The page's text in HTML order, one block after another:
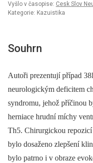
Vyšlo v časopise: Cesk Slov
Kategorie: Kazuistika
Souhrn
Autoři prezentují případ
neurologickým deficitem
syndromu, jehož příčinou
herniace hrudní míchy
Th5. Chirurgickou
bylo dosaženo zlepšení
bylo patrno i v obraze